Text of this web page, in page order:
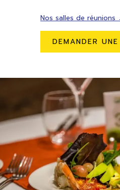
Nos salles de réunions
DEMANDER